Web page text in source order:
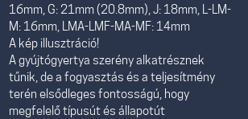
16mm, G: 21mm (20.8mm), J: 18mm, L-LM-
M: 16mm, LMA-LMF-MA-MF: 14mm
A kép illusztráció!
A gyújtógyertya szerény alkatrésznek
tűnik, de a fogyasztás és a teljesítmény
terén elsődleges fontosságú, hogy
megfelelő típusút és állapotút